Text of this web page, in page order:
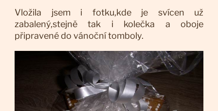
Vložila jsem i fotku,kde je svícen už
zabalený,stejně tak i kolečka a oboje
připravené do vánoční tomboly.